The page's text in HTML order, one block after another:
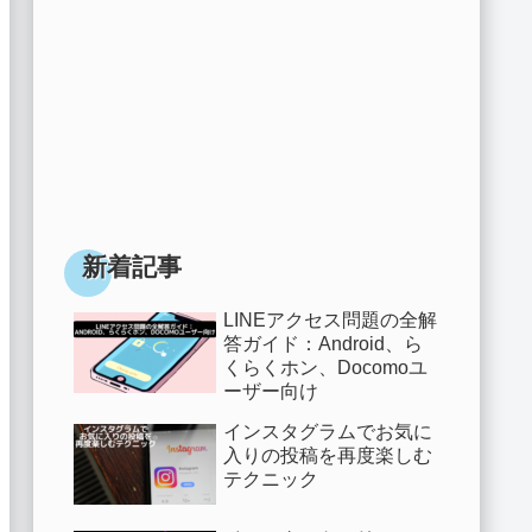
新着記事
LINEアクセス問題の全解
答ガイド：Android、ら
くらくホン、Docomoユ
ーザー向け
インスタグラムでお気に
入りの投稿を再度楽しむ
テクニック